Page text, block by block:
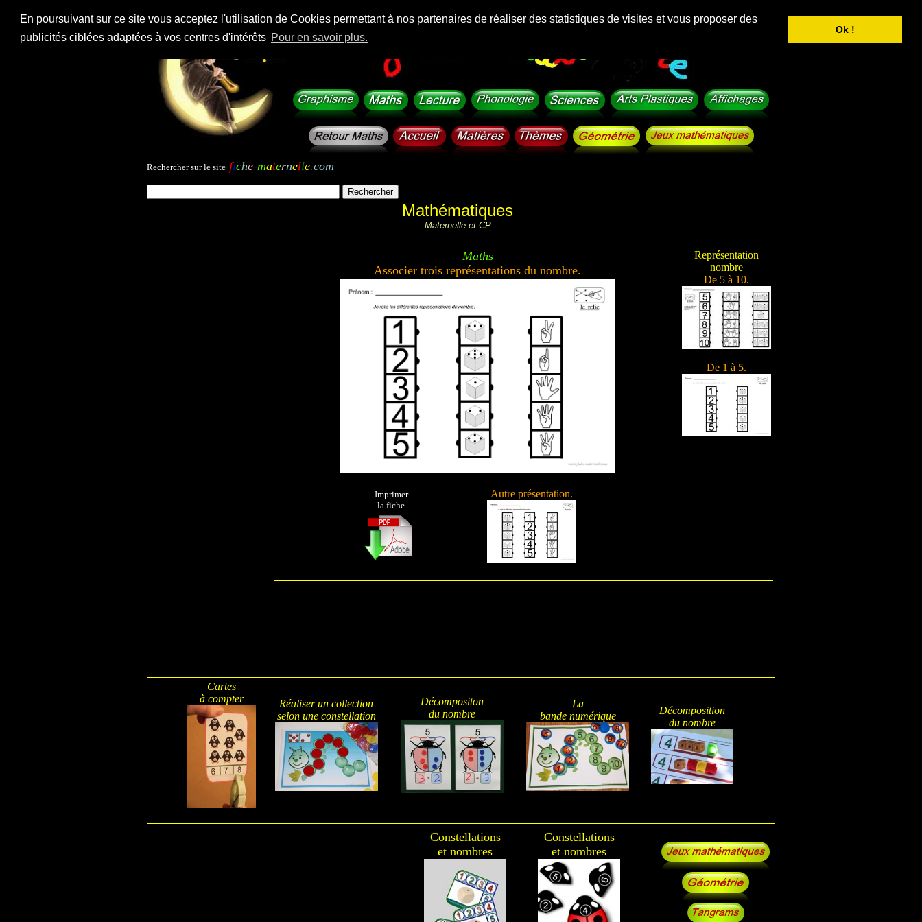
En poursuivant sur ce site vous acceptez l'utilisation de Cookies permettant à nos partenaires de réaliser des statistiques de visites et vous proposer des
publicités ciblées adaptées à vos centres d'intérêts Pour en savoir plus.
Ok !
Rechercher sur le site fiche-maternelle.com
Mathématiques
Maternelle et CP
Maths
Associer trois représentations du nombre.
Imprimer
la fiche
Autre présentation.
Représentation
nombre
De 5 à 10.
De 1 à 5.
Cartes
à compter
Réaliser un collection
selon une constellation
Décompositon
du nombre
La
bande numérique
Décomposition
du nombre
Constellations
et nombres
Constellations
et nombres